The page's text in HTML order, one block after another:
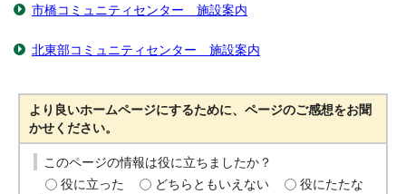
市橋コミュニティセンター 施設案内
北東部コミュニティセンター 施設案内
より良いホームページにするために、ページのご感想をお聞
かせください。
このページの情報は役に立ちましたか？
役に立った
どちらともいえない
役にたたな